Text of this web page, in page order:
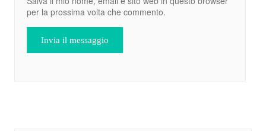
per la prossima volta che commento.